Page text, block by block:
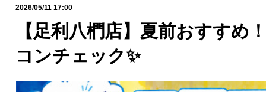
2026/05/11 17:00
【足利八椚店】夏前おすすめ
コンチェック✨